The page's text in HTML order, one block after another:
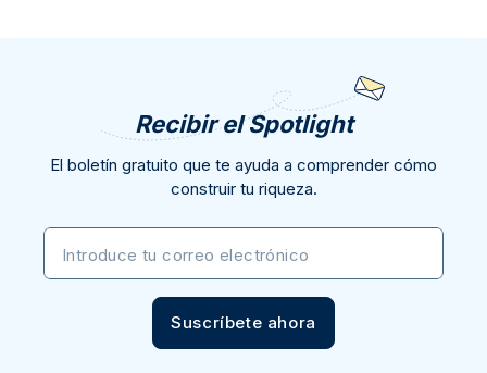
Recibir el Spotlight
El boletín gratuito que te ayuda a comprender cómo
construir tu riqueza.
Introduce tu correo electrónico
Suscríbete ahora